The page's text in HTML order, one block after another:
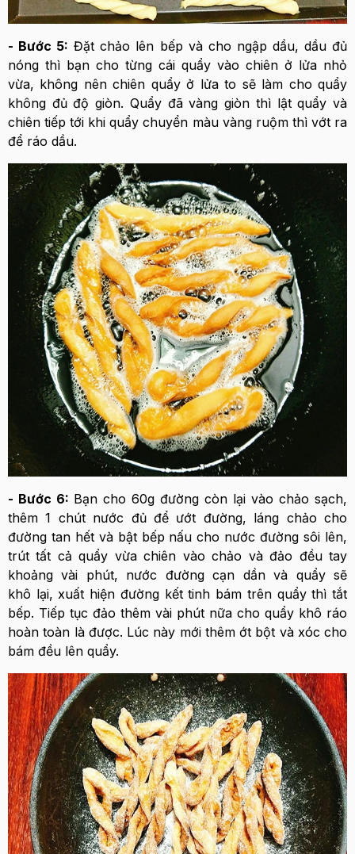
- Bước 5: Đặt chảo lên bếp và cho ngập dầu, dầu đủ
nóng thì bạn cho từng cái quẩy vào chiên ở lửa nhỏ
vừa, không nên chiên quẩy ở lửa to sẽ làm cho quẩy
không đủ độ giòn. Quẩy đã vàng giòn thì lật quẩy và
chiên tiếp tới khi quẩy chuyển màu vàng ruộm thì vớt ra
để ráo dầu.
- Bước 6: Bạn cho 60g đường còn lại vào chảo sạch,
thêm 1 chút nước đủ để ướt đường, láng chảo cho
đường tan hết và bật bếp nấu cho nước đường sôi lên,
trút tất cả quẩy vừa chiên vào chảo và đảo đều tay
khoảng vài phút, nước đường cạn dần và quẩy sẽ
khô lại, xuất hiện đường kết tinh bám trên quẩy thì tắt
bếp. Tiếp tục đảo thêm vài phút nữa cho quẩy khô ráo
hoàn toàn là được. Lúc này mới thêm ớt bột và xóc cho
bám đều lên quẩy.